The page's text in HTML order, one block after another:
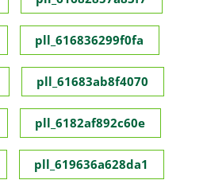
pll_616836299f0fa
pll_61683ab8f4070
pll_6182af892c60e
pll_619636a628da1